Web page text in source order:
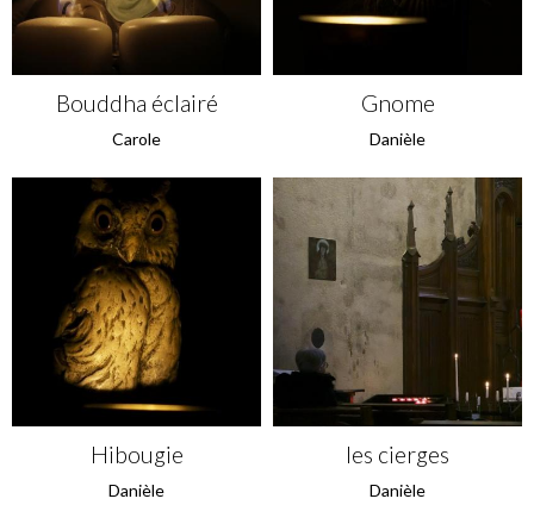
Bouddha éclairé
Carole
Gnome
Danièle
Hibougie
Danièle
les cierges
Danièle